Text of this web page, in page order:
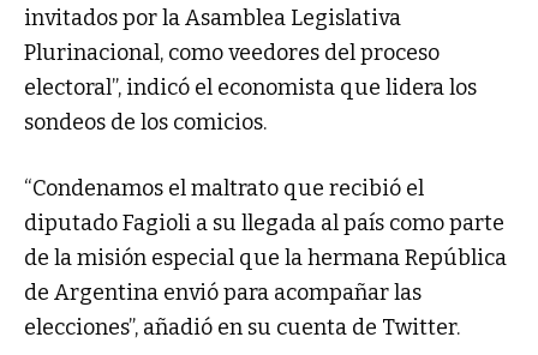
invitados por la Asamblea Legislativa
Plurinacional, como veedores del proceso
electoral”, indicó el economista que lidera los
sondeos de los comicios.
“Condenamos el maltrato que recibió el
diputado Fagioli a su llegada al país como parte
de la misión especial que la hermana República
de Argentina envió para acompañar las
elecciones”, añadió en su cuenta de Twitter.